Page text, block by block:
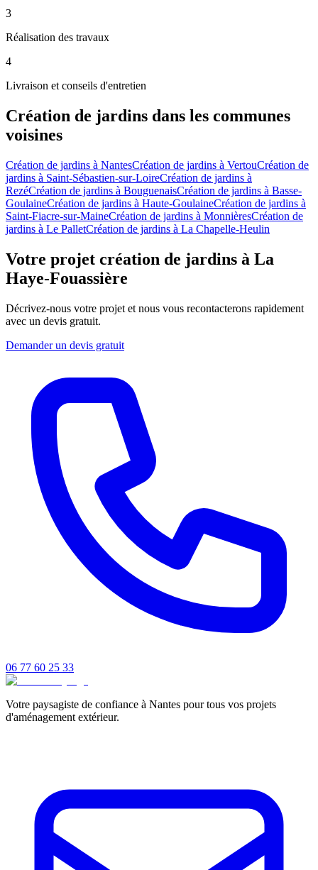
3
Réalisation des travaux
4
Livraison et conseils d'entretien
Création de jardins dans les communes
voisines
Création de jardins à NantesCréation de jardins à VertouCréation de
jardins à Saint-Sébastien-sur-LoireCréation de jardins à
RezéCréation de jardins à BouguenaisCréation de jardins à Basse-
GoulaineCréation de jardins à Haute-GoulaineCréation de jardins à
Saint-Fiacre-sur-MaineCréation de jardins à MonnièresCréation de
jardins à Le PalletCréation de jardins à La Chapelle-Heulin
Votre projet création de jardins à La
Haye-Fouassière
Décrivez-nous votre projet et nous vous recontacterons rapidement
avec un devis gratuit.
Demander un devis gratuit
06 77 60 25 33
Votre paysagiste de confiance à Nantes pour tous vos projets
d'aménagement extérieur.